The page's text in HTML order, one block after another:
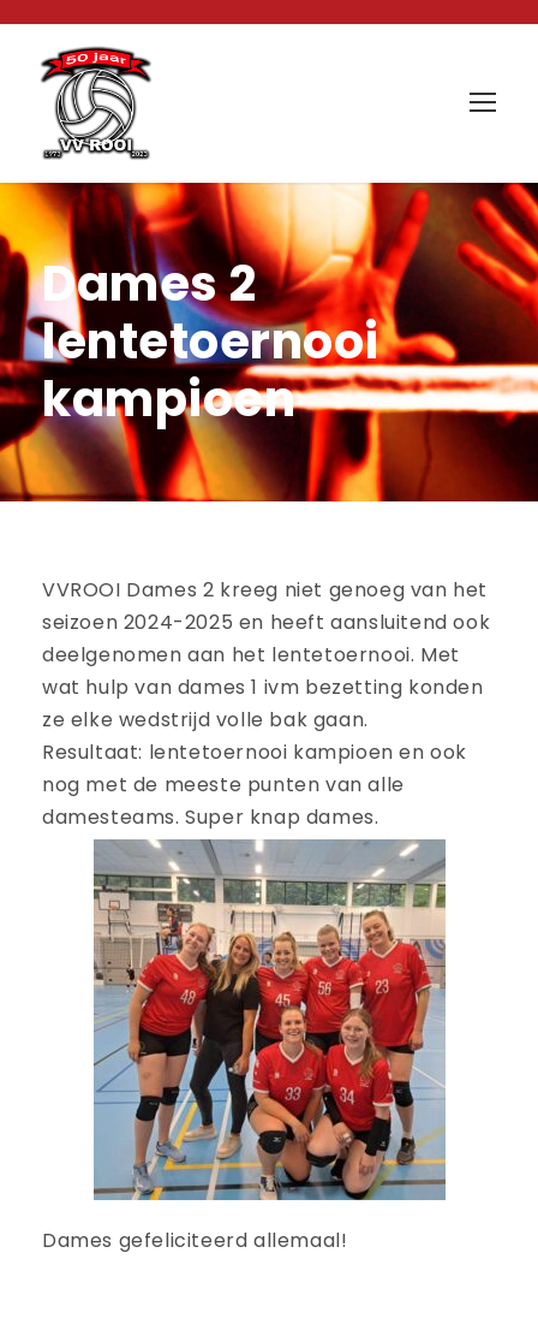
Dames 2
lentetoernooi
kampioen
VVROOI Dames 2 kreeg niet genoeg van het
seizoen 2024-2025 en heeft aansluitend ook
deelgenomen aan het lentetoernooi. Met
wat hulp van dames 1 ivm bezetting konden
ze elke wedstrijd volle bak gaan.
Resultaat: lentetoernooi kampioen en ook
nog met de meeste punten van alle
damesteams. Super knap dames.
Dames gefeliciteerd allemaal!